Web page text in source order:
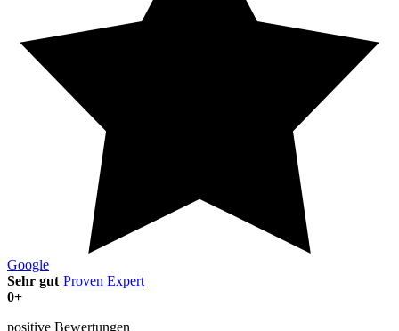
Google
Sehr gut Proven Expert
0+
positive Bewertungen